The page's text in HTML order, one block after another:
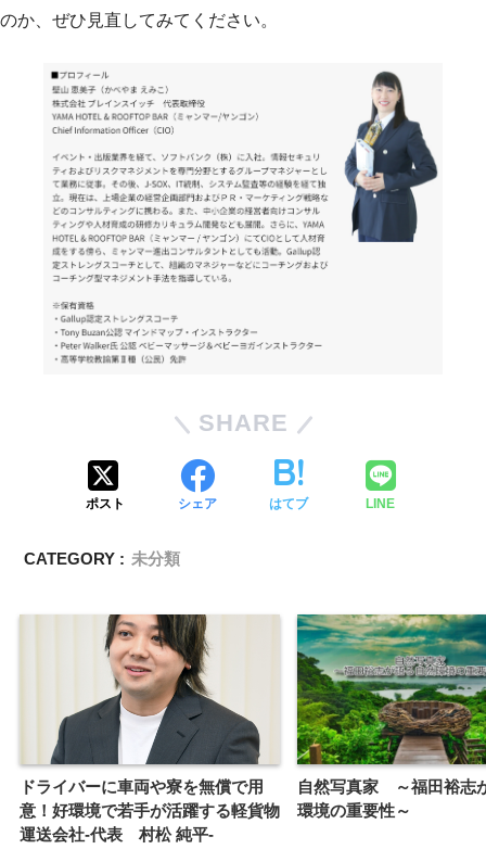
のか、ぜひ見直してみてください。
SHARE
ポスト シェア はてブ LINE
CATEGORY : 未分類
ドライバーに車両や寮を無償で用
意！好環境で若手が活躍する軽貨物
運送会社-代表 村松 純平-
自然写真家 ～福田裕志
環境の重要性～